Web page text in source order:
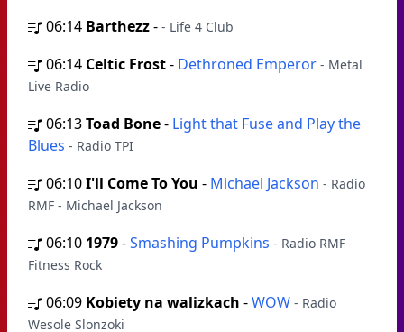
06:14 Barthezz- - Life 4 Club
06:14 Celtic Frost- Dethroned Emperor - Metal
Live Radio
06:13Toad Bone- Light that Fuse and Play the
Blues - Radio TPI
06:10I'll Come To You - Michael Jackson - Radio
RMF - Michael Jackson
06:10 1979-Smashing Pumpkins - Radio RMF
Fitness Rock
06:09 Kobiety na walizkach -WOW - Radio
Wesole Slonzoki